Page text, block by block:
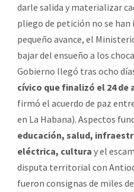
darle salida y materializar
pliego de petición no se han
pequeño avance, el
bajar del ensueño a los
Gobierno llegó tras ocho
cívico que finalizó el 24 de
firmó el acuerdo de paz
en La Habana). Aspectos
educación, salud,
eléctrica, cultura y el
disputa territorial con
fueron consignas de miles